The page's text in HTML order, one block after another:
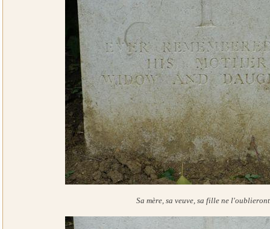
Sa mère, sa veuve, sa fille ne